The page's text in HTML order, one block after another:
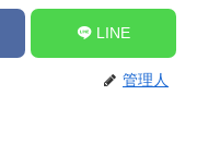
LINE
管理人